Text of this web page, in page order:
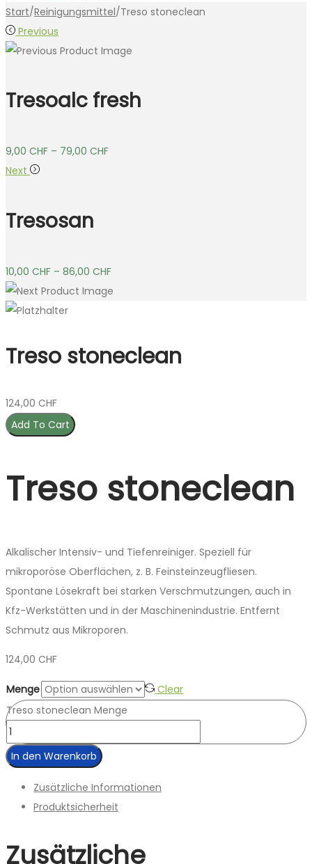
Start/Reinigungsmittel/Treso stoneclean
Previous
Tresoalc fresh
9,00 CHF – 79,00 CHF
Next
Tresosan
10,00 CHF – 86,00 CHF
Treso stoneclean
124,00 CHF
Add To Cart
Treso stoneclean
Alkalischer Intensiv- und Tiefenreiniger. Speziell für
mikroporöse Oberflächen, z. B. Feinsteinzeugfliesen.
Spontane Lösekraft bei starken Verschmutzungen, auch in
Kfz-Werkstätten und in der Maschinenindustrie. Entfernt
Schmutz aus Mikroporen.
124,00 CHF
Menge
Clear
Treso stoneclean Menge
In den Warenkorb
Zusätzliche Informationen
Produktsicherheit
Zusätzliche